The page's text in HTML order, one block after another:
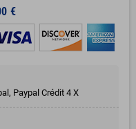
€
Paypal Crédit 4 X